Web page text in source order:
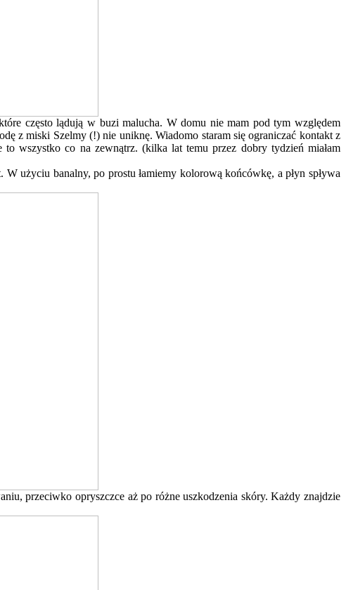
często lądują w buzi malucha. W domu nie mam pod tym względem
z miski Szelmy (!) nie uniknę. Wiadomo staram się ograniczać kontakt z
wszystko co na zewnątrz. (kilka lat temu przez dobry tydzień miałam
użyciu banalny, po prostu łamiemy kolorową końcówkę, a płyn spływa
przeciwko opryszczce aż po różne uszkodzenia skóry. Każdy znajdzie